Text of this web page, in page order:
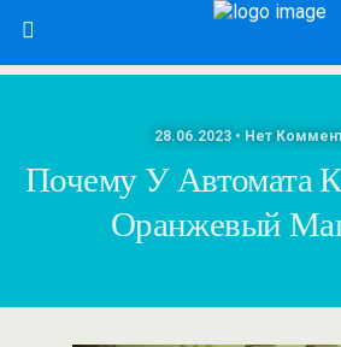
28.06.2023 • Нет
Почему У Автомата
Оранжевый